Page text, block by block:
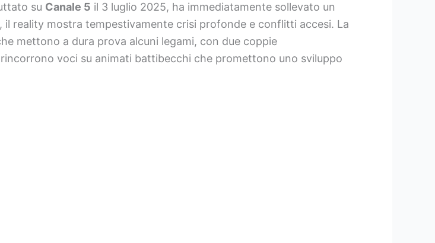
su Canale 5 il 3 luglio 2025, ha immediatamente sollevato un
, il reality mostra tempestivamente crisi profonde e conflitti accesi. La
mettono a dura prova alcuni legami, con due coppie
voci su animati battibecchi che promettono uno sviluppo